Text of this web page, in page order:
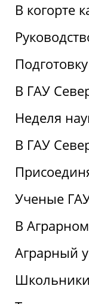
В когорте
В ГАУ
Неделя
В ГАУ
Ученые
В
Аграрный